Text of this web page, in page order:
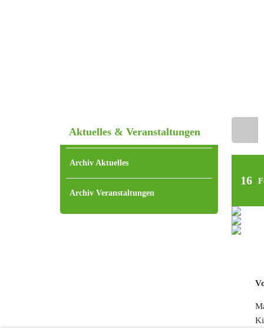
Home
16
Aktuelles & Veranstaltungen
Archiv Aktuelles
Archiv Veranstaltungen